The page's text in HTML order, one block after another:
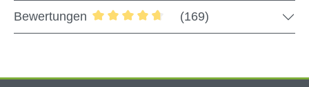
Lieferung Stoffmuster
Bewertungen
Durchschnittliche Bewertung von 4.76
(169)